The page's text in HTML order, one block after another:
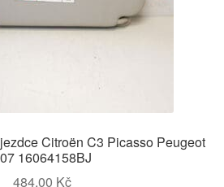
Citroën C3 Picasso Peugeot
16064158BJ
484,00 Kč